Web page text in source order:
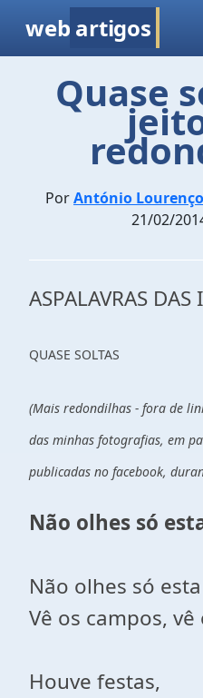
web artigos
Quase
PorAntónio
21/02/
ASPALAVRAS
QUASE SOLTAS
(Mais redondilhas - fora de
das minhas fotografias, em
publicadas no facebook,
Não olhes só
Não olhes só
Vê os campos,
Houve festas,